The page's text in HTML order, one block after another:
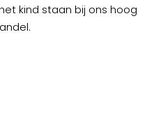
kind staan bij ons hoog